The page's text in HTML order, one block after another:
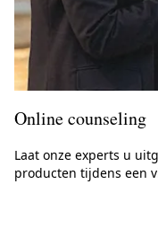
Online counseling
Laat onze experts u
producten tijdens een